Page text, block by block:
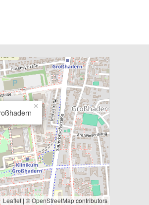
×
Leaflet| ©OpenStreetMapcontributors